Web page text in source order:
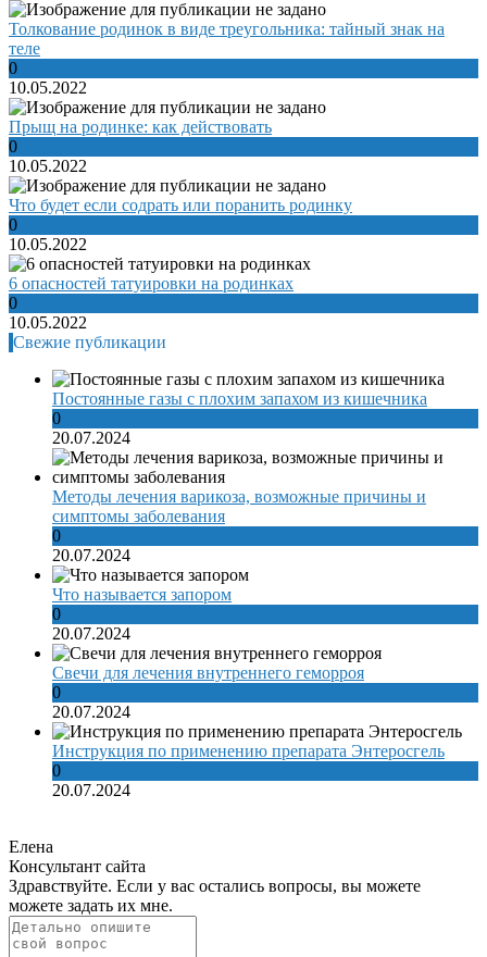
Толкование родинок в виде треугольника: тайный знак на
теле
0
10.05.2022
Прыщ на родинке: как действовать
0
10.05.2022
Что будет если содрать или поранить родинку
0
10.05.2022
6 опасностей татуировки на родинках
0
10.05.2022
Свежие публикации
Постоянные газы с плохим запахом из кишечника
0
20.07.2024
Методы лечения варикоза, возможные причины и
симптомы заболевания
0
20.07.2024
Что называется запором
0
20.07.2024
Свечи для лечения внутреннего геморроя
0
20.07.2024
Инструкция по применению препарата Энтеросгель
0
20.07.2024
Елена
Консультант сайта
Здравствуйте. Если у вас остались вопросы, вы можете
можете задать их мне.